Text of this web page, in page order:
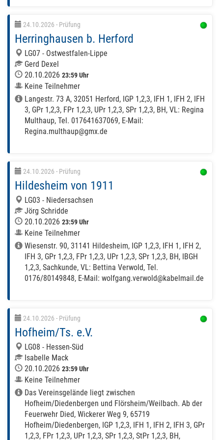
24.10.2026 - Prüfung
Herringhausen b. Herford
LG07 - Ostwestfalen-Lippe
Gerd Dexel
20.10.2026 23:59 Uhr
Keine Teilnehmer
Langestr. 73 A, 32051 Herford, IGP 1,2,3, IFH 1, IFH 2, IFH
3, GPr 1,2,3, FPr 1,2,3, UPr 1,2,3, SPr 1,2,3, BH, VL: Regina
Multhaup, Tel. 017641637069, E-Mail:
Regina.multhaup@gmx.de
24.10.2026 - Prüfung
Hildesheim von 1911
LG03 - Niedersachsen
Jörg Schridde
20.10.2026 23:59 Uhr
Keine Teilnehmer
Wiesenstr. 90, 31141 Hildesheim, IGP 1,2,3, IFH 1, IFH 2,
IFH 3, GPr 1,2,3, FPr 1,2,3, UPr 1,2,3, SPr 1,2,3, BH, IBGH
1,2,3, Sachkunde, VL: Bettina Verwold, Tel.
0176/80149848, E-Mail: wolfgang.verwold@kabelmail.de
24.10.2026 - Prüfung
Hofheim/Ts. e.V.
LG08 - Hessen-Süd
Isabelle Mack
20.10.2026 23:59 Uhr
Keine Teilnehmer
Das Vereinsgelände liegt zwischen
Hofheim/Diedenbergen und Flörsheim/Weilbach. Ab der
Feuerwehr Died, Wickerer Weg 9, 65719
Hofheim/Diedenbergen, IGP 1,2,3, IFH 1, IFH 2, IFH 3, GPr
1,2,3, FPr 1,2,3, UPr 1,2,3, SPr 1,2,3, StPr 1,2,3, BH,